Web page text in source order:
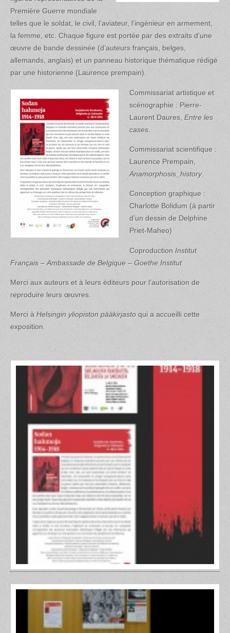
Première Guerre mondiale
telles que le soldat, le civil, l’aviateur, l’ingénieur en armement,
la femme, etc. Chaque figure est portée par des extraits d’une
œuvre de bande dessinée (d’auteurs français, belges,
allemands, anglais) et un panneau historique thématique rédigé
par une historienne (Laurence prempain).
Commissariat artistique et
scénographie : Pierre-
Laurent Daures, Entre les
cases
Commissariat scientifique :
Laurence Prempain,
Anamorphosis_history.
Conception graphique :
Charlotte Bolidum (à partir
d’un dessin de Delphine
Priet-Maheo)
Coproduction Institut
Français –Ambassade de Belgique –Goethe Institut
Merci aux auteurs et à leurs éditeurs pour l’autorisation de
reproduire leurs œuvres.
Merci à Helsingin yliopiston pääkirjasto qui a accueilli cette
exposition.